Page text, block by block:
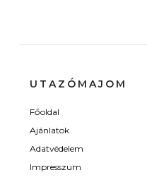
UTAZÓMAJOM
Főoldal
Ajánlatok
Adatvédelem
Impresszum